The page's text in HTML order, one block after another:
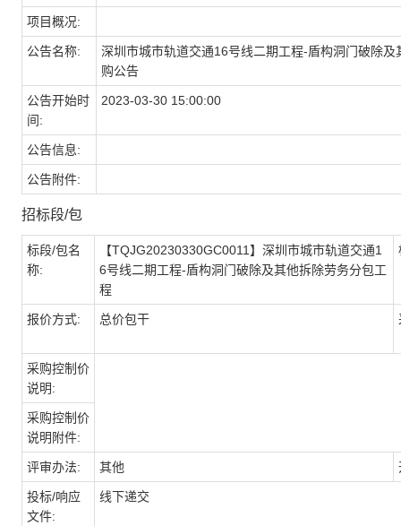
项目概况:
公告名称:
深圳市城市轨道交通16号线二期工程-盾构洞门破除
购公告
公告开始时
间:
2023-03-30 15:00:00
公告信息:
公告附件:
招标段/包
标段/包名
称:
【TQJG20230330GC0011】深圳市城市轨道交通1
6号线二期工程-盾构洞门破除及其他拆除劳务分包工
程
报价方式: 总价包干
采购控制价
说明:
采购控制价
说明附件:
评审办法: 其他
投标/响应
文件:
线下递交